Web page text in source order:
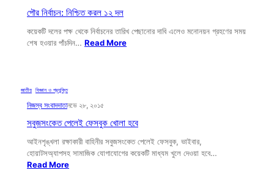
পৌর নির্বাচন: নিশ্চিত করল ১২ দল
কয়েকটি দলের পক্ষ থেকে নির্বাচনের তারিখ পেছানোর দাবি এলেও মনোনয়ন গ্রহণের সময়
শেষ হওয়ার পাঁচদিন… Read More
জাতীয় বিজ্ঞান ও প্রযুক্তি
নিজস্ব সংবাদদাতানভে ২৮, ২০১৫
সবুজসংকেত পেলেই ফেসবুক খোলা হবে
আইনশৃঙ্খলা রক্ষাকারী বাহিনীর সবুজসংকেত পেলেই ফেসবুক, ভাইবার,
হোয়াটসঅ্যাপসহ সামাজিক যোগাযোগের কয়েকটি মাধ্যম খুলে দেওয়া হবে…
Read More